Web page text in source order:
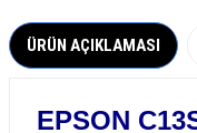
ÜRÜN AÇIKLAMASI
EPSON